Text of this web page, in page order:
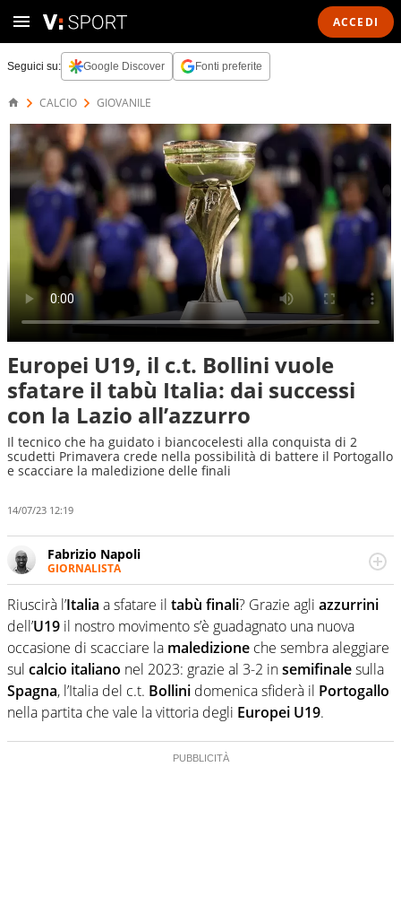
ACCEDI
Seguici su: Google Discover Fonti preferite
CALCIO GIOVANILE
Europei U19, il c.t. Bollini vuole
sfatare il tabù Italia: dai successi
con la Lazio all’azzurro
Il tecnico che ha guidato i biancocelesti alla conquista di 2
scudetti Primavera crede nella possibilità di battere il Portogallo
e scacciare la maledizione delle finali
14/07/23 12:19
Fabrizio Napoli
GIORNALISTA
Giornalista professionista, per Virgilio Sport segue anche
il calcio ma è con la pallanuoto che esalta competenze e
passioni. Cura la comunicazione di HaBaWaBa, il più
grande festival di waterpolo per bambini al mondo
Riuscirà l’Italia a sfatare il tabù finali? Grazie agli azzurrini
dell’U19 il nostro movimento s’è guadagnato una nuova
occasione di scacciare la maledizione che sembra aleggiare
sul calcio italiano nel 2023: grazie al 3-2 insemifinalesulla
Spagna, l’Italia del c.t. Bollini domenica sfiderà il Portogallo
nella partita che vale la vittoria degli Europei U19.